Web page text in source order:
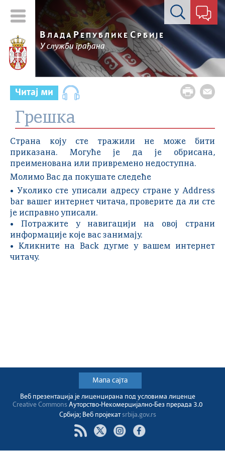
Контакт форма
В ЛАДА РЕПУБЛИКЕ СРБИЈЕ
У служби грађана
Читај ми
Грешка
Страна коју сте тражили не може бити
приказана. Могуће је да је обрисана,
преименована или привремено недоступна.
Молимо Вас да покушате следеће
• Уколико сте уписали адресу стране у Address
bar вашег интернет читача, проверите да ли сте
је исправно уписали.
• Потражите у навигацији на овој страни
информације које вас занимају.
• Кликните на Back дугме у вашем интернет
читачу.
Мапа сајта
Веб презентација jе лиценциранa под условима лиценце
Creative CommonsАуторство-Некомерцијално-Без прерада 3.0
Србија; Веб пројекатsrbija.gov.rs